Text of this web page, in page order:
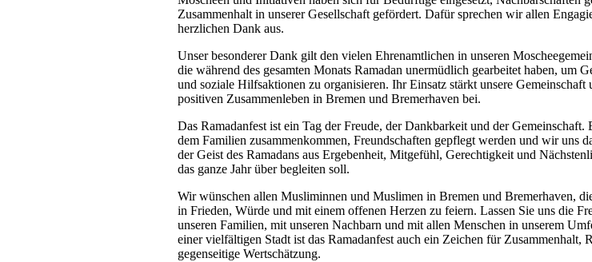
Zusammenhalt in unserer Gesellschaft gefördert. Dafür sprechen wir allen
herzlichen Dank aus.
Unser besonderer Dank gilt den vielen Ehrenamtlichen in unseren
die während des gesamten Monats Ramadan unermüdlich gearbeitet haben, um
und soziale Hilfsaktionen zu organisieren. Ihr Einsatz stärkt unsere Gemeinschaft
positiven Zusammenleben in Bremen und Bremerhaven bei.
Das Ramadanfest ist ein Tag der Freude, der Dankbarkeit und der Gemeinschaft.
dem Familien zusammenkommen, Freundschaften gepflegt werden und wir uns
der Geist des Ramadans aus Ergebenheit, Mitgefühl, Gerechtigkeit und
das ganze Jahr über begleiten soll.
Wir wünschen allen Musliminnen und Muslimen in Bremen und Bremerhaven,
in Frieden, Würde und mit einem offenen Herzen zu feiern. Lassen Sie uns die
unseren Familien, mit unseren Nachbarn und mit allen Menschen in unserem
einer vielfältigen Stadt ist das Ramadanfest auch ein Zeichen für Zusammenhalt,
gegenseitige Wertschätzung.